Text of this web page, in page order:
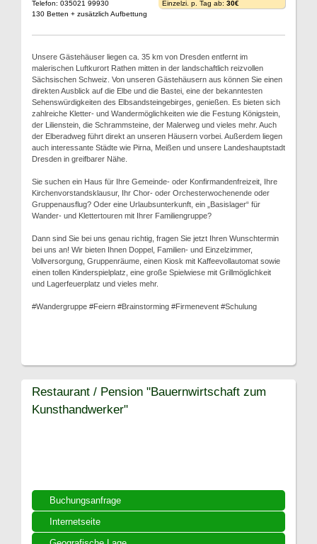
Telefon: 035021 99930
130 Betten + zusätzlich Aufbettung
Einzelzi. p. Tag ab: 30€
Unsere Gästehäuser liegen ca. 35 km von Dresden entfernt im
malerischen Luftkurort Rathen mitten in der landschaftlich reizvollen
Sächsischen Schweiz. Von unseren Gästehäusern aus können Sie einen
direkten Ausblick auf die Elbe und die Bastei, eine der bekanntesten
Sehenswürdigkeiten des Elbsandsteingebirges, genießen. Es bieten sich
zahlreiche Kletter- und Wandermöglichkeiten wie die Festung Königstein,
der Lilienstein, die Schrammsteine, der Malerweg und vieles mehr. Auch
der Elberadweg führt direkt an unseren Häusern vorbei. Außerdem liegen
auch interessante Städte wie Pirna, Meißen und unsere Landeshauptstadt
Dresden in greifbarer Nähe.
Sie suchen ein Haus für Ihre Gemeinde- oder Konfirmandenfreizeit, Ihre
Kirchenvorstandsklausur, Ihr Chor- oder Orchesterwochenende oder
Gruppenausflug? Oder eine Urlaubsunterkunft, ein „Basislager“ für
Wander- und Klettertouren mit Ihrer Familiengruppe?
Dann sind Sie bei uns genau richtig, fragen Sie jetzt Ihren Wunschtermin
bei uns an! Wir bieten Ihnen Doppel, Familien- und Einzelzimmer,
Vollversorgung, Gruppenräume, einen Kiosk mit Kaffeevollautomat sowie
einen tollen Kinderspielplatz, eine große Spielwiese mit Grillmöglichkeit
und Lagerfeuerplatz und vieles mehr.
#Wandergruppe #Feiern #Brainstorming #Firmenevent #Schulung
Buchungsanfrage
Internetseite
Restaurant / Pension "Bauernwirtschaft zum
Kunsthandwerker"